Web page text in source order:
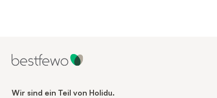
Wir sind ein Teil von Holidu.